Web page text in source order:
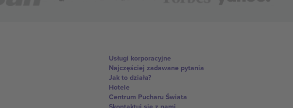
Usługi korporacyjne
Najczęściej zadawane pytania
Jak to działa?
Hotele
Centrum Pucharu Świata